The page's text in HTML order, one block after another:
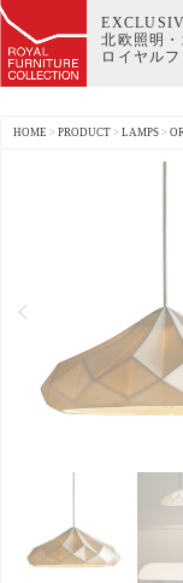
北欧照明
ロイヤル
HOME > PRODUCT > LAMPS >